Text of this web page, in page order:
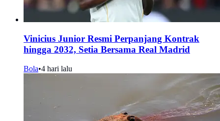
Vinicius Junior Resmi Perpanjang Kontrak
hingga 2032, Setia Bersama Real Madrid
Bola•4 hari lalu